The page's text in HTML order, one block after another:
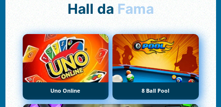
Hall da Fama
Uno Online 8 Ball Pool